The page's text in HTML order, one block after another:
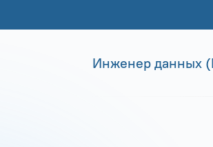
Инженер данных